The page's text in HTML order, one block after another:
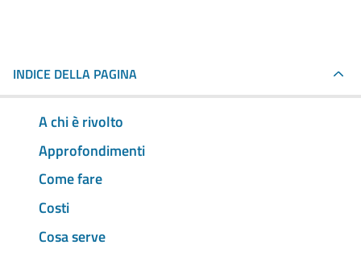
INDICE DELLA PAGINA
A chi è rivolto
Approfondimenti
Come fare
Costi
Cosa serve